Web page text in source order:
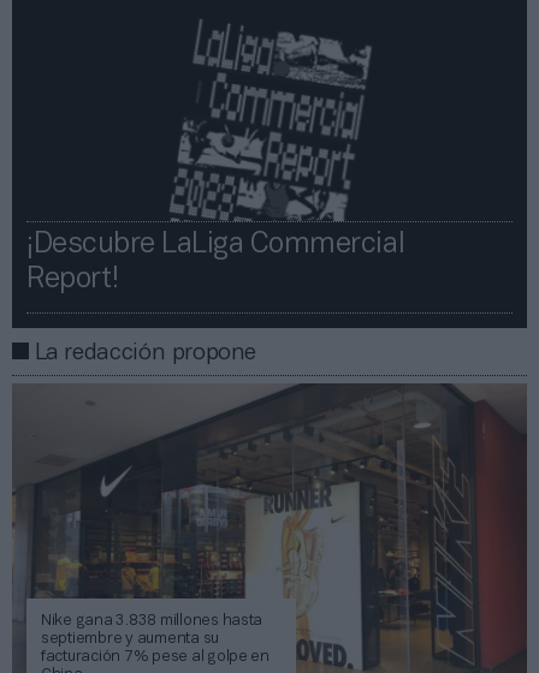
¡Descubre LaLiga Commercial
Report!​​
La redacción propone
Nike gana 3.838 millones hasta
septiembre y aumenta su
facturación 7% pese al golpe en